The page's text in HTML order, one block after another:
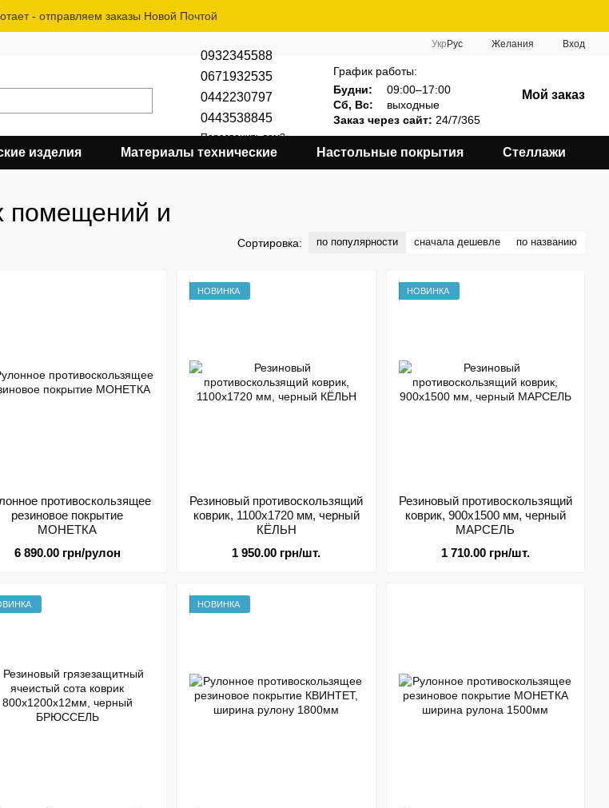
- отправляем заказы Новой Почтой
Укр Рус Желания Вход
0932345588
0671932535
0442230797
0443538845
Перезвонить вам?
График работы:
Будни:
09:00–17:00
Сб, Вс:
выходные
Заказ через сайт: 24/7/365
Мой заказ
изделия Материалы технические Настольные покрытия Стеллажи
помещений и
Сортировка: по популярности сначала дешевле по названию
противоскользящее
резиновое покрытие
МОНЕТКА
6 890.00 грн/рулон
НОВИНКА
Резиновый противоскользящий
коврик, 1100х1720 мм, черный
КЁЛЬН
1 950.00 грн/шт.
НОВИНКА
Резиновый противоскользящий
коврик, 900х1500 мм, черный
МАРСЕЛЬ
1 710.00 грн/шт.
НОВИНКА